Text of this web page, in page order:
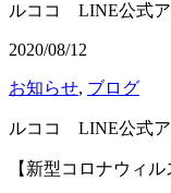
ルココ LINE公式
2020/08/12
お知らせ, ブログ
ルココ LINE公式
【新型コロナウィル